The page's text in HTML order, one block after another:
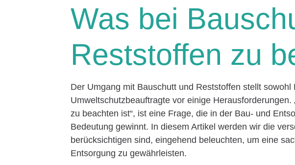
Was bei
Reststoffen zu
Der Umgang mit Bauschutt und Reststoffen stellt sowohl
Umweltschutzbeauftragte vor einige
zu beachten ist“, ist eine Frage, die in der Bau- und
Bedeutung gewinnt. In diesem Artikel werden wir die
berücksichtigen sind, eingehend beleuchten, um eine
Entsorgung zu gewährleisten.